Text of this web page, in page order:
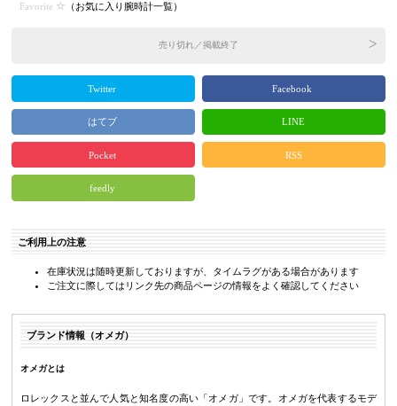
Favorite （お気に入り腕時計一覧）
売り切れ／掲載終了
Twitter Facebook
はてブ LINE
Pocket RSS
feedly
ご利用上の注意
在庫状況は随時更新しておりますが、タイムラグがある場合があります
ご注文に際してはリンク先の商品ページの情報をよく確認してください
ブランド情報（オメガ）
オメガとは
ロレックスと並んで人気と知名度の高い「オメガ」です。オメガを代表するモデ